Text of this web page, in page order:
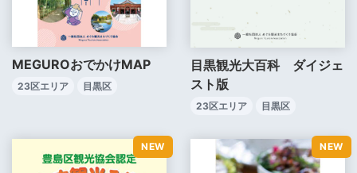
MEGUROおでかけMAP
23区エリア 目黒区
目黒観光大百科 ダイジェ
スト版
23区エリア 目黒区